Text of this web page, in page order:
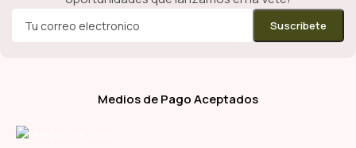
Medios de Pago Aceptados